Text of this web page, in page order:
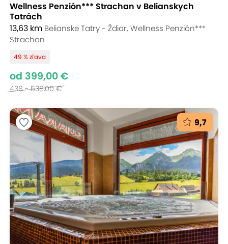
Wellness Penzión*** Strachan v Belianskych
Tatrách
13,63 km Belianske Tatry - Ždiar, Wellness Penzión***
Strachan
49 % zľava
od 399,00 €
438 - 538,00 €
9,7